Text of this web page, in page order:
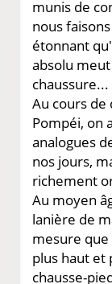
munis de
nous
étonnant
absolu
chaussure...
Au cours de
Pompéi, on
analogues
nos jours,
richement
Au moyen
lanière de
mesure
plus haut et
chausse-